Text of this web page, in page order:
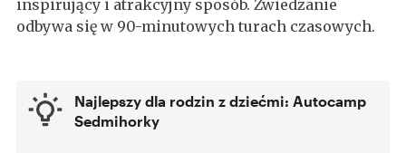
inspirujący i atrakcyjny sposób. Zwiedzanie
odbywa się w 90-minutowych turach czasowych.
Najlepszy dla rodzin z dziećmi: Autocamp
Sedmihorky